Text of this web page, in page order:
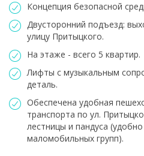
Концепция безопасной
Двусторонний подъезд:
улицу Притыцкого.
На этаже - всего 5 квартир.
Лифты с музыкальным
деталь.
Обеспечена удобная
транспорта по ул.
лестницы и пандуса
маломобильных групп).